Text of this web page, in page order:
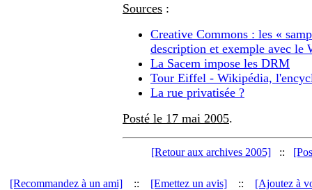
Sources :
Creative Commons : les «
description et exemple avec le
La Sacem impose les DRM
Tour Eiffel - Wikipédia,
La rue privatisée ?
Posté le 17 mai 2005.
[Retour aux archives 2005]::
[Recommandez à un ami] :: [Emettez un avis] :: [Ajoutez à